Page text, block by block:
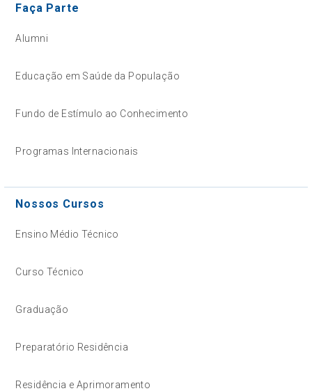
Faça Parte
Alumni
Educação em Saúde da População
Fundo de Estímulo ao Conhecimento
Programas Internacionais
Nossos Cursos
Ensino Médio Técnico
Curso Técnico
Graduação
Preparatório Residência
Residência e Aprimoramento